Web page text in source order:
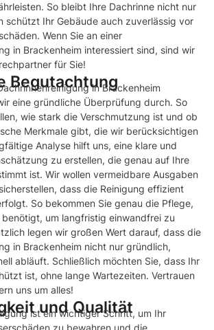
So bleibt Ihre Dachrinne nicht nur
schützt Ihr Gebäude auch zuverlässig vor
Wenn Sie an einer
in Brackenheim interessiert sind, sind wir
für Sie!
Begutachtungin Brackenheim
eine gründliche Überprüfung durch. So
wie stark die Verschmutzung ist und ob
Merkmale gibt, die wir berücksichtigen
Analyse hilft uns, eine klare und
zu erstellen, die genau auf Ihre
ist. Wir wollen vermeidbare Ausgaben
dass die Reinigung effizient
So bekommen Sie genau die Pflege,
um langfristig einwandfrei zu
legen wir großen Wert darauf, dass die
in Brackenheim nicht nur gründlich,
abläuft. Schließlich möchten Sie, dass Ihr
ist, ohne lange Wartezeiten. Vertrauen
uns um alles!
und Qualität
ist ein wichtiger Schritt, um Ihr
zu bewahren und die